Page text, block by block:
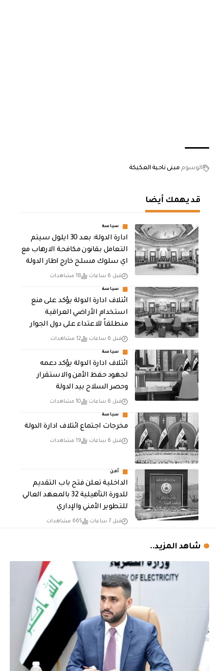
الوسوم مبنى ناحية العكيكة
قد يهمك أيضا
سياسة
ادارة الدولة: بعد 30 ايلول سيتم
التعامل بقانون مكافحة الارهاب مع
اي سلوك مسلح خارج اطار الدولة
قبل 6 ساعات 18 مشاهدات
سياسة
ائتلاف ادارة الدولة يؤكد على منع
استخدام الأراضي العراقية
منطلقاً للاعتداء على دول الجوار
قبل 6 ساعات 12 مشاهدات
سياسة
ائتلاف ادارة الدولة يؤكد دعمه
لجهود حفظ الأمن والاستقرار
وحصر السلاح بيد الدولة
قبل 6 ساعات 10 مشاهدات
سياسة
مخرجات اجتماع ائتلاف ادارة الدولة
قبل 6 ساعات 19 مشاهدات
أمن
الداخلية تعلن فتح باب التقديم
للدورة التأهيلية 32 بالمعهد العالي
للتطوير الأمني والإداري
قبل 7 ساعات 665 مشاهدات
شاهد المزيد..